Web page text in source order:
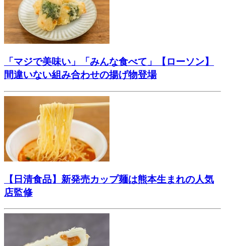
「マジで美味い」「みんな食べて」【ローソン】
間違いない組み合わせの揚げ物登場
【日清食品】新発売カップ麺は熊本生まれの人気
店監修